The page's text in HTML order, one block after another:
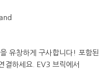
유창하게 구사합니다! 포함된
결하세요. EV3 브릭에서